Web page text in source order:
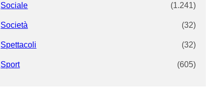
Sociale (1.241)
Società (32)
Spettacoli (32)
Sport (605)